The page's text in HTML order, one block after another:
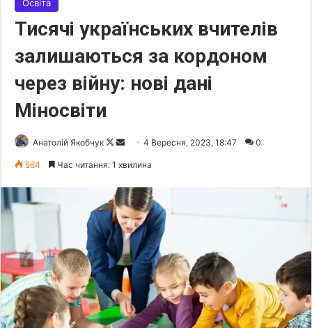
Освіта
Тисячі українських вчителів
залишаються за кордоном
через війну: нові дані
Міносвіти
Анатолій Якобчук
F
l
o
w
o
n
d
a
n
e
m
a
i
l
4 Вересня, 2023, 18:47 0
564 Час читання: 1 хвилина